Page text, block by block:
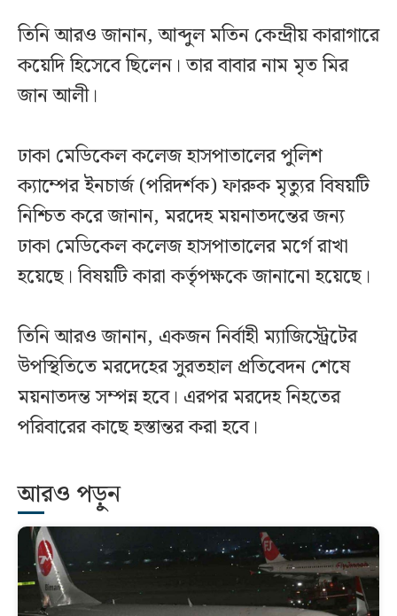
তিনি আরও জানান, আব্দুল মতিন কেন্দ্রীয় কারাগারে
কয়েদি হিসেবে ছিলেন। তার বাবার নাম মৃত মির
জান আলী।
ঢাকা মেডিকেল কলেজ হাসপাতালের পুলিশ
ক্যাম্পের ইনচার্জ (পরিদর্শক) ফারুক মৃত্যুর বিষয়টি
নিশ্চিত করে জানান, মরদেহ ময়নাতদন্তের জন্য
ঢাকা মেডিকেল কলেজ হাসপাতালের মর্গে রাখা
হয়েছে। বিষয়টি কারা কর্তৃপক্ষকে জানানো হয়েছে।
তিনি আরও জানান, একজন নির্বাহী ম্যাজিস্ট্রেটের
উপস্থিতিতে মরদেহের সুরতহাল প্রতিবেদন শেষে
ময়নাতদন্ত সম্পন্ন হবে। এরপর মরদেহ নিহতের
পরিবারের কাছে হস্তান্তর করা হবে।
আরও পড়ুন